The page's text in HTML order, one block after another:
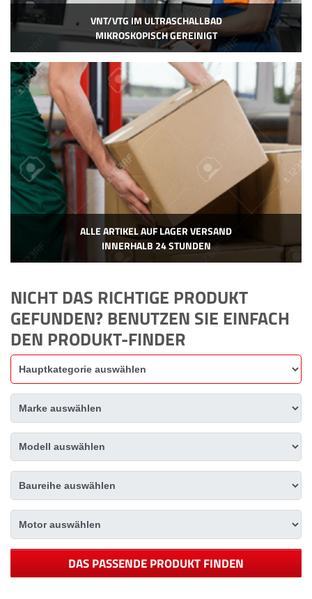
VNT/VTG IM ULTRASCHALLBAD
MIKROSKOPISCH GEREINIGT
ALLE ARTIKEL AUF LAGER VERSAND
INNERHALB 24 STUNDEN
NICHT DAS RICHTIGE PRODUKT
GEFUNDEN? BENUTZEN SIE EINFACH
DEN PRODUKT-FINDER
DAS PASSENDE PRODUKT FINDEN